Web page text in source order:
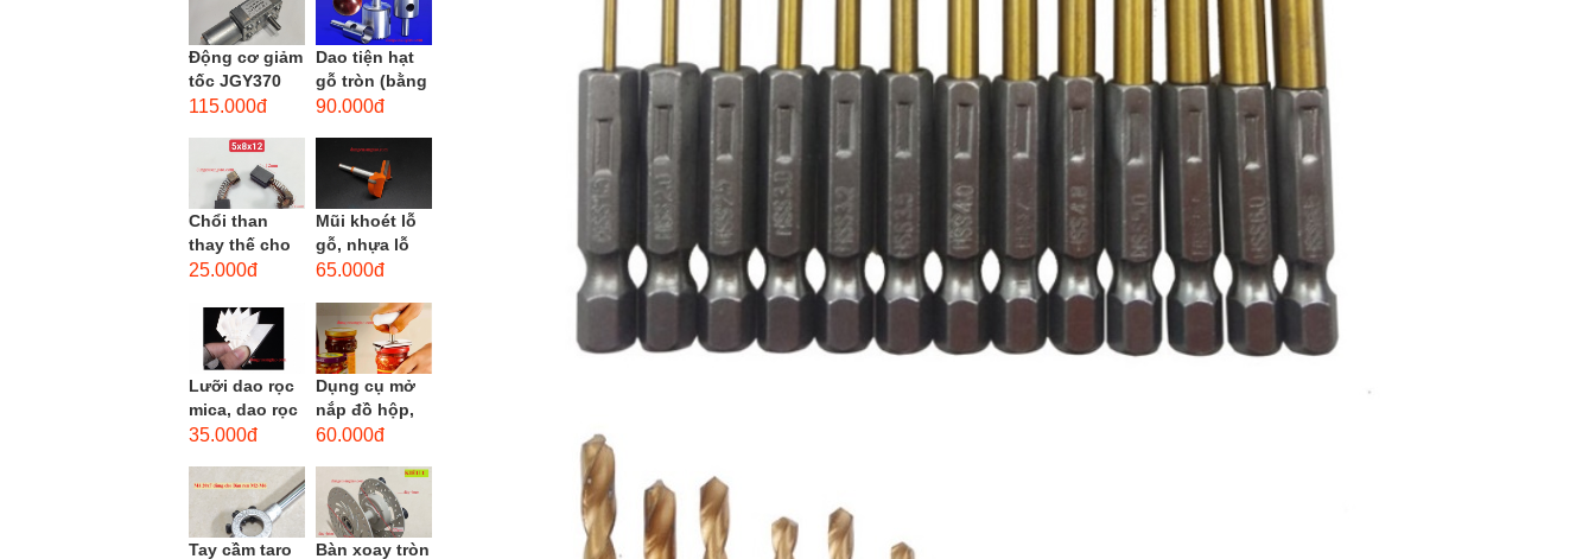
310
Động cơ giảm
tốc JGY370
DC bánh răng
men xoắn
cao...
115.000đ
Dao tiện hạt
gỗ tròn (bằng
thép trắng)
90.000đ
Chổi than
thay thế cho
động cơ, chổi
motor máy
khoan,...
25.000đ
Mũi khoét lỗ
gỗ, nhựa lỗ
lớn D40mm-
opener)
65.000đ
Lưỡi dao rọc
mica, dao rọc
cáp hình
35.000đ
Dụng cụ mở
nắp đồ hộp,
mở nắp lon
đường kính...
60.000đ
Tay cầm taro
Bàn xoay tròn